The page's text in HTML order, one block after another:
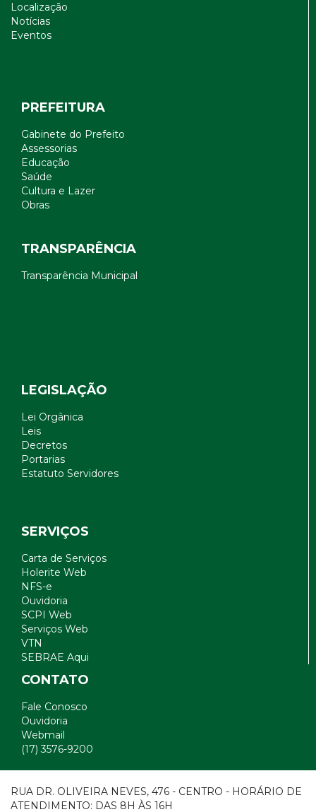
Localização
Notícias
Eventos
PREFEITURA
Gabinete do Prefeito
Assessorias
Educação
Saúde
Cultura e Lazer
Obras
TRANSPARÊNCIA
Transparência Municipal
LEGISLAÇÃO
Lei Orgânica
Leis
Decretos
Portarias
Estatuto Servidores
SERVIÇOS
Carta de Serviços
Holerite Web
NFS-e
Ouvidoria
SCPI Web
Serviços Web
VTN
SEBRAE Aqui
CONTATO
Fale Conosco
Ouvidoria
Webmail
(17) 3576-9200
RUA DR. OLIVEIRA NEVES, 476 - CENTRO - HORÁRIO DE
ATENDIMENTO: DAS 8H ÀS 16H